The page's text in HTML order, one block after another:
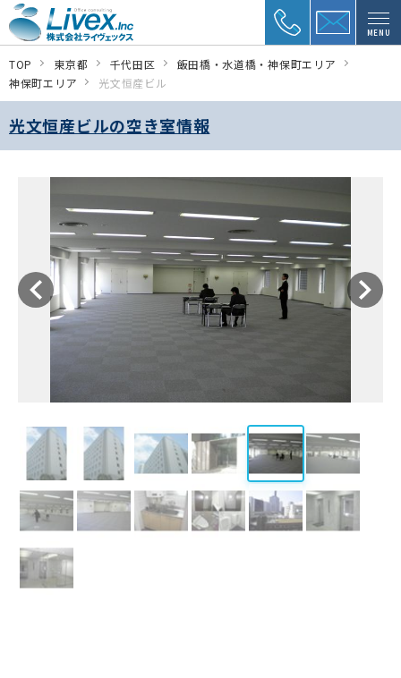
MENU
TOP 東京都 千代田区
飯田橋・水道橋・神保町エリア
神保町エリア
光文恒産ビル
光文恒産ビルの空き室情報